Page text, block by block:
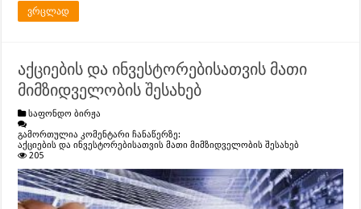
ვრცლად
აქციების და ინვესტორებისათვის მათი
მიმზიდველობის შესახებ
საფონდო ბირჟა
გამორთულია კომენტარი ჩანაწერზე:
აქციების და ინვესტორებისათვის მათი მიმზიდველობის შესახებ
205